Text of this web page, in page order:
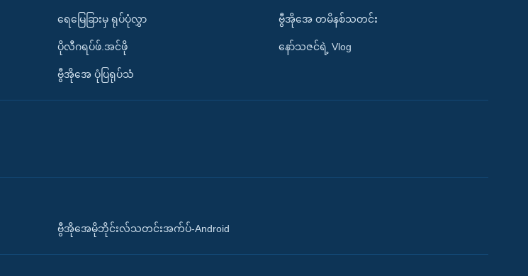
ရေမြေခြားမှ ရုပ်ပုံလွှာ
ပိုလီဂရပ်ဖ်.အင်ဖို
ဗွီအိုအေ ပုံပြရုပ်သံ
ဗွီအိုအေ တမိနစ်သတင်း
နော်သဇင်ရဲ့ Vlog
ဗွီအိုအေမိုဘိုင်းလ်သတင်းအက်ပ်-Android